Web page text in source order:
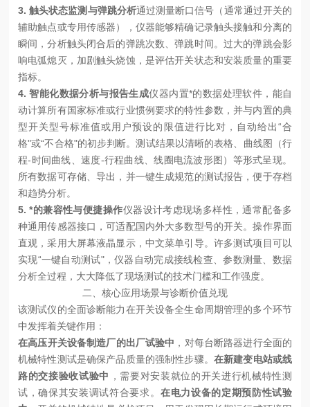
3. 触头状态监测与弹跳分析通过测量断口信号（通常通过开关的
辅助触点或专用传感器），仪器能够精确记录触头接触和分离的
瞬间，分析触头闭合后的弹跳次数、弹跳时间。过大的弹跳会影
响电弧熄灭，加剧触头烧蚀，是评估开关状态和安装质量的重要
指标。
4. 智能化数据分析与报告生成仪器内置*的数据处理软件，能自
动计算所有国家标准或行业惯例要求的特性参数，并与内置的典
型开关型号标准值或用户预设的限值进行比对，自动给出“合
格"或“不合格"的初步判断。测试结果以清晰的表格、曲线图（行
程-时间曲线、速度-行程曲线、线圈电流波形图）等形式呈现。
所有数据可存储、导出，并一键生成规范的测试报告，便于存档
和趋势分析。
5. *的兼容性与便捷操作仪器设计考虑现场多样性，通常配备多
种通用传感器接口，可适配国内外大多数型号的开关。操作界面
直观，采用大屏幕液晶显示，中文菜单引导。许多测试项目可以
实现“一键自动测试"，仪器自动完成接线检查、参数测量、数据
分析全过程，大大降低了现场测试的技术门槛和工作强度。
二、核心应用场景与诊断价值兑现
该测试仪的全面诊断能力在开关设备全生命周期管理的多个环节
中发挥着关键作用：
在高压开关设备制造厂的出厂试验中 ‌，对每台断路器进行全面的
机械特性测试是确保产品质量的强制性步骤。‌ 在新建变电站或线
路的交接验收试验中 ‌，需要对安装就位的开关进行机械特性测
试，确保其安装调试符合要求。‌ 在电力设备的定期预防性试验